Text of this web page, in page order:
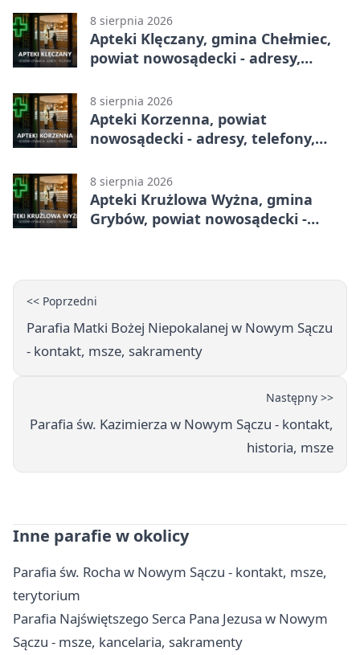
8 sierpnia 2026
Apteki Klęczany, gmina Chełmiec,
powiat nowosądecki - adresy,
8 sierpnia 2026
Apteki Korzenna, powiat
nowosądecki - adresy, telefony,
8 sierpnia 2026
Apteki Krużlowa Wyżna, gmina
Grybów, powiat nowosądecki -
<< Poprzedni
Parafia Matki Bożej Niepokalanej w Nowym Sączu
- kontakt, msze, sakramenty
Następny >>
Parafia św. Kazimierza w Nowym Sączu - kontakt,
historia, msze
Inne parafie w okolicy
Parafia św. Rocha w Nowym Sączu - kontakt, msze,
terytorium
Parafia Najświętszego Serca Pana Jezusa w Nowym
Sączu - msze, kancelaria, sakramenty